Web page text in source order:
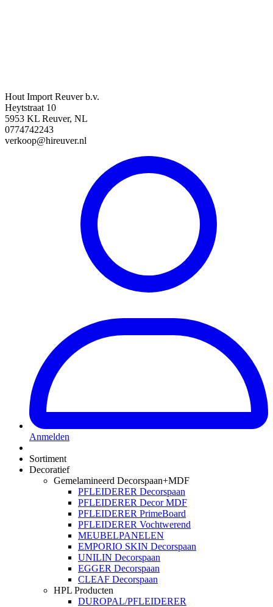
Hout Import Reuver b.v.
Heytstraat 10
5953 KL Reuver, NL
0774742243
verkoop@hireuver.nl
Anmelden
Sortiment
Decoratief
Gemelamineerd Decorspaan+MDF
PFLEIDERER Decorspaan
PFLEIDERER Decor MDF
PFLEIDERER PrimeBoard
PFLEIDERER Vochtwerend
MEUBELPANELEN
EMPORIO SKIN Decorspaan
UNILIN Decorspaan
EGGER Decorspaan
CLEAF Decorspaan
HPL Producten
DUROPAL/PFLEIDERER